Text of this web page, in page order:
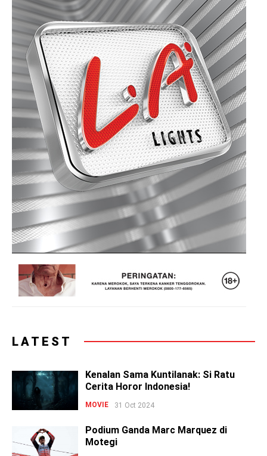
LATEST
Kenalan Sama Kuntilanak: Si Ratu
Cerita Horor Indonesia!
MOVIE 31 Oct 2024
Podium Ganda Marc Marquez di
Motegi